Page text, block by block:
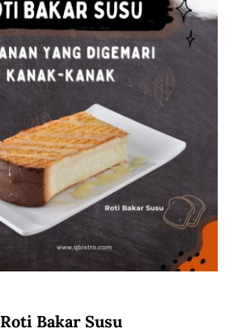
Roti Bakar Susu